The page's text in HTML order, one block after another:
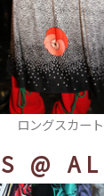
スマホカバー
@